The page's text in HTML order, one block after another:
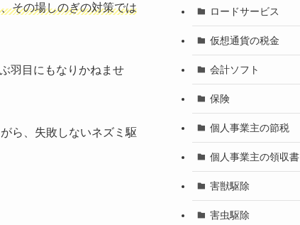
その場しのぎの対策では
羽目にもなりかねませ
ら、失敗しないネズミ駆
ロードサービス
仮想通貨の税金
会計ソフト
保険
個人事業主の節税
個人事業主の領収書
害獣駆除
害虫駆除